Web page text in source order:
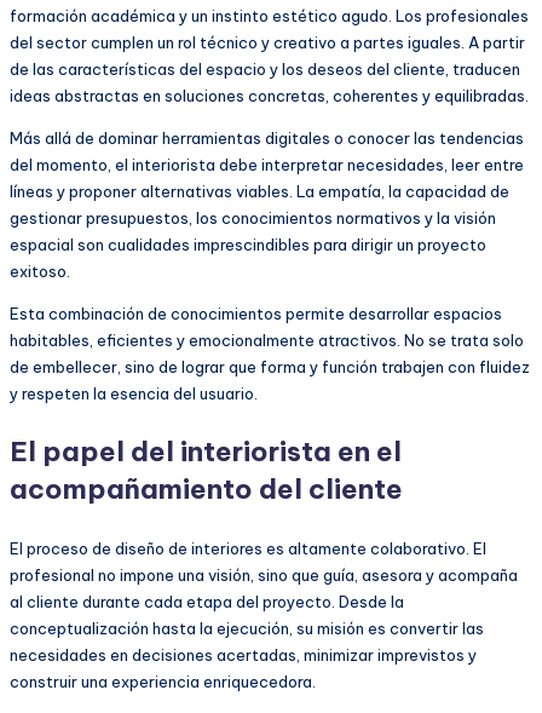
formación académica y un instinto estético agudo. Los profesionales
del sector cumplen un rol técnico y creativo a partes iguales. A partir
de las características del espacio y los deseos del cliente, traducen
ideas abstractas en soluciones concretas, coherentes y equilibradas.
Más allá de dominar herramientas digitales o conocer las tendencias
del momento, el interiorista debe interpretar necesidades, leer entre
líneas y proponer alternativas viables. La empatía, la capacidad de
gestionar presupuestos, los conocimientos normativos y la visión
espacial son cualidades imprescindibles para dirigir un proyecto
exitoso.
Esta combinación de conocimientos permite desarrollar espacios
habitables, eficientes y emocionalmente atractivos. No se trata solo
de embellecer, sino de lograr que forma y función trabajen con fluidez
y respeten la esencia del usuario.
El papel del interiorista en el
acompañamiento del cliente
El proceso de diseño de interiores es altamente colaborativo. El
profesional no impone una visión, sino que guía, asesora y acompaña
al cliente durante cada etapa del proyecto. Desde la
conceptualización hasta la ejecución, su misión es convertir las
necesidades en decisiones acertadas, minimizar imprevistos y
construir una experiencia enriquecedora.